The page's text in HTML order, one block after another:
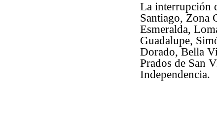
La interrupción
Santiago, Zona
Esmeralda,
Guadalupe,
Dorado, Bella
Prados de San
Independencia.